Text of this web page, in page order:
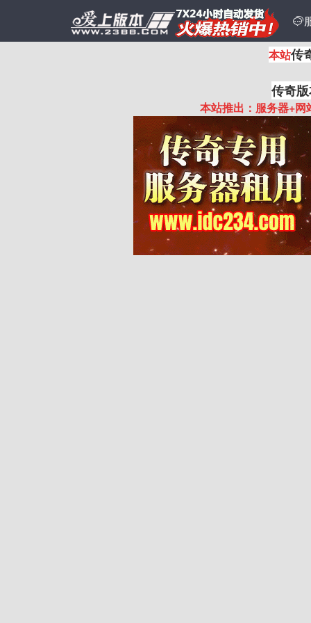

本站传
传奇
本站推出：服务器+